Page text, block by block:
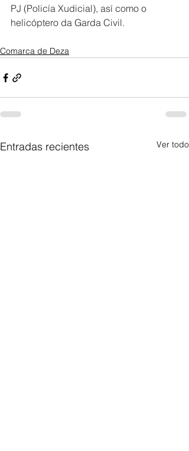
PJ (Policía Xudicial), así como o
helicóptero da Garda Civil.
Comarca de Deza
Entradas recientes Ver todo